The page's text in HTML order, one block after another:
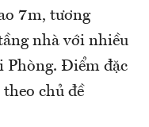
7m, tương
nhà với nhiều
Phòng. Điểm đặc
chủ đề